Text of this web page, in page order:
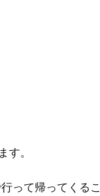
。
って帰ってくるこ